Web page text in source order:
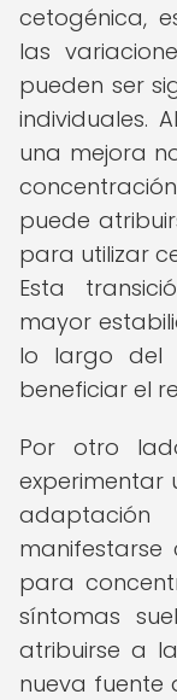
cetogénica,
las
pueden ser
individuales.
una mejora
puede
para utilizar
Esta
mayor
lo largo del
beneficiar el
Por otro
experimentar
para
síntomas
atribuirse a
nueva fuente